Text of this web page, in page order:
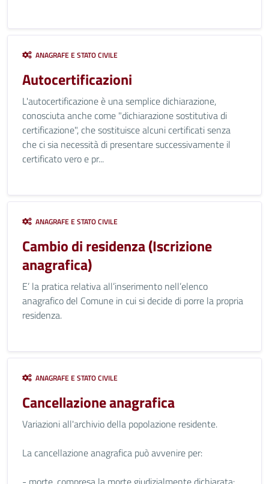
ANAGRAFE E STATO CIVILE
Autocertificazioni
L'autocertificazione è una semplice dichiarazione,
conosciuta anche come "dichiarazione sostitutiva di
certificazione", che sostituisce alcuni certificati senza
che ci sia necessità di presentare successivamente il
certificato vero e pr...
ANAGRAFE E STATO CIVILE
Cambio di residenza (Iscrizione
anagrafica)
E’ la pratica relativa all’inserimento nell’elenco
anagrafico del Comune in cui si decide di porre la propria
residenza.
ANAGRAFE E STATO CIVILE
Cancellazione anagrafica
Variazioni all'archivio della popolazione residente.
La cancellazione anagrafica può avvenire per: